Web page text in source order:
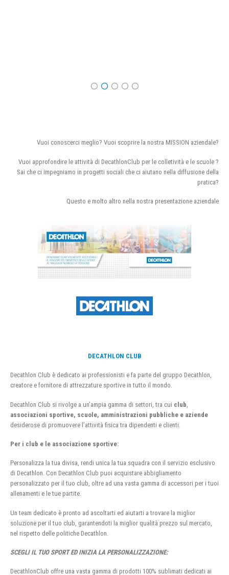
Vuoi conoscerci meglio? Vuoi scoprire la nostra MISSION aziendale?
Vuoi approfondire le attività di DecathlonClub per le colletività e le scuole ?
Sai che ci impegniamo in progetti sociali che ci aiutano nella diffusione della
pratica?
Questo e molto altro nella nostra presentazione aziendale
DECATHLON CLUB
Decathlon Club è dedicato ai professionisti e fa parte del gruppo Decathlon,
creatore e fornitore di attrezzature sportive in tutto il mondo.
Decathlon Club si rivolge a un’ampia gamma di settori, tra cui club
associazioni sportive, scuole, amministrazioni pubbliche e aziende
desiderose di promuovere l’attività fisica tra dipendenti e clienti.
Per i club e le associazione sportive:
Personalizza la tua divisa, rendi unica la tua squadra con il servizio esclusivo
di Decathlon. Con Decathlon Club puoi acquistare abbigliamento
personalizzato per il tuo club, oltre ad una vasta gamma di accessori per i tuoi
allenamenti e le tue partite.
Un team dedicato è pronto ad ascoltarti ed aiutarti a trovare la miglior
soluzione per il tuo club, garantendoti la miglior qualità prezzo sul mercato,
nel rispetto delle politiche Decathlon.
SCEGLI IL TUO SPORT ED INIZIA LA PERSONALIZZAZIONE:
DecathlonClub offre una vasta gamma di prodotti 100% sublimati dedicati ai